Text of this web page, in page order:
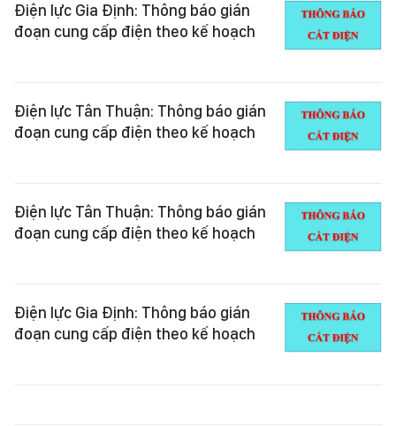
Điện lực Gia Định: Thông báo gián
đoạn cung cấp điện theo kế hoạch
Điện lực Tân Thuận: Thông báo gián
đoạn cung cấp điện theo kế hoạch
Điện lực Tân Thuận: Thông báo gián
đoạn cung cấp điện theo kế hoạch
Điện lực Gia Định: Thông báo gián
đoạn cung cấp điện theo kế hoạch